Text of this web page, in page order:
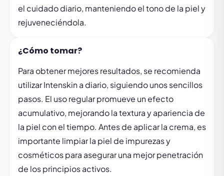
el cuidado diario, manteniendo el tono de la piel y
rejuveneciéndola.
¿Cómo tomar?
Para obtener mejores resultados, se recomienda
utilizar Intenskin a diario, siguiendo unos sencillos
pasos. El uso regular promueve un efecto
acumulativo, mejorando la textura y apariencia de
la piel con el tiempo. Antes de aplicar la crema, es
importante limpiar la piel de impurezas y
cosméticos para asegurar una mejor penetración
de los principios activos.